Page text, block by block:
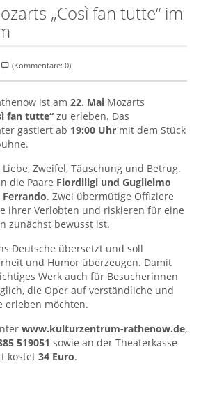
„Così fan tutte“ im
(Kommentare: 0)
ist am 22. Mai Mozarts
fan tutte“ zu erleben. Das
gastiert ab 19:00 Uhr mit dem Stück
Zweifel, Täuschung und Betrug.
die Paare Fiordiligi und Guglielmo
. Zwei übermütige Offiziere
ihrer Verlobten und riskieren für eine
zunächst bewusst ist.
Deutsche übersetzt und soll
und Humor überzeugen. Damit
Werk auch für Besucherinnen
die Oper auf verständliche und
erleben möchten.
www.kulturzentrum-rathenow.de,
519051 sowie an der Theaterkasse
kostet 34 Euro.